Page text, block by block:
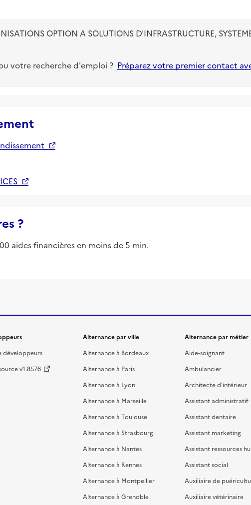
OPTION A SOLUTIONS D'INFRASTRUCTURE,
votre recherche d'emploi ? Préparez votre premier contact
?
aides financières en moins de 5 min.
développeurs
v1.857.6
Alternance par ville
Alternance à Bordeaux
Alternance à Paris
Alternance à Lyon
Alternance à Marseille
Alternance à Toulouse
Alternance à Strasbourg
Alternance à Nantes
Alternance à Rennes
Alternance à Montpellier
Alternance à Grenoble
Alternance par métier
Aide-soignant
Ambulancier
Architecte d'intérieur
Assistant administratif
Assistant dentaire
Assistant marketing
Assistant ressources
Assistant social
Auxiliaire de
Auxiliaire vétérinaire